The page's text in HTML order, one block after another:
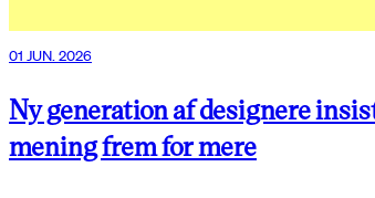
01 JUN. 2026
Ny generation af designere
mening frem for mere